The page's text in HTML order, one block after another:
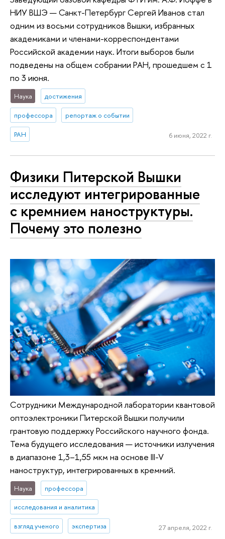
НИУ ВШЭ — Санкт-Петербург Сергей Иванов стал
одним из восьми сотрудников Вышки, избранных
академиками и членами-корреспондентами
Российской академии наук. Итоги выборов были
подведены на общем собрании РАН, прошедшем с 1
по 3 июня.
Наука достижения
профессора репортаж о событии
РАН 6 июня, 2022 г.
Физики Питерской Вышки
исследуют интегрированные
с кремнием наноструктуры.
Почему это полезно
Сотрудники Международной лаборатории квантовой
оптоэлектроники Питерской Вышки получили
грантовую поддержку Российского научного фонда.
Тема будущего исследования — источники излучения
в диапазоне 1,3–1,55 мкм на основе III-V
наноструктур, интегрированных в кремний.
Наука профессора
исследования и аналитика
взгляд ученого экспертиза 27 апреля, 2022 г.